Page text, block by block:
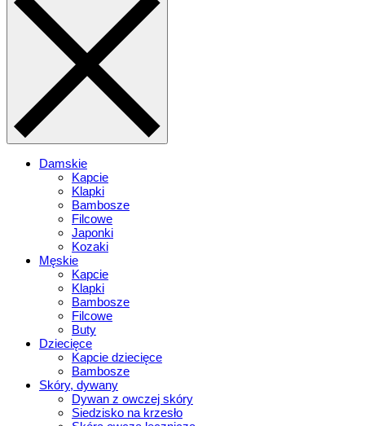
Damskie
Kapcie
Klapki
Bambosze
Filcowe
Japonki
Kozaki
Męskie
Kapcie
Klapki
Bambosze
Filcowe
Buty
Dziecięce
Kapcie dziecięce
Bambosze
Skóry, dywany
Dywan z owczej skóry
Siedzisko na krzesło